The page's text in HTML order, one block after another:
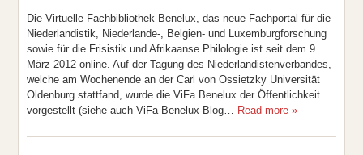
Die Virtuelle Fachbibliothek Benelux, das neue Fachportal für die
Niederlandistik, Niederlande-, Belgien- und Luxemburgforschung
sowie für die Frisistik und Afrikaanse Philologie ist seit dem 9.
März 2012 online. Auf der Tagung des Niederlandistenverbandes,
welche am Wochenende an der Carl von Ossietzky Universität
Oldenburg stattfand, wurde die ViFa Benelux der Öffentlichkeit
vorgestellt (siehe auch ViFa Benelux-Blog… Read more »